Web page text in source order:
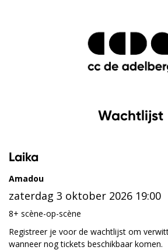
Wachtlijst
Laika
Amadou
zaterdag 3 oktober 2026 19:00
8+ scène-op-scène
Registreer je voor de wachtlijst om
wanneer nog tickets beschikbaar komen.